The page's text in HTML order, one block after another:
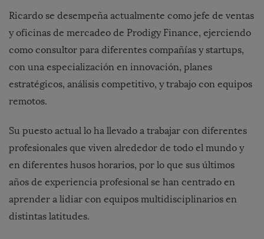
Ricardo se desempeña actualmente como jefe de ventas
y oficinas de mercadeo de Prodigy Finance, ejerciendo
como consultor para diferentes compañías y startups,
con una especialización en innovación, planes
estratégicos, análisis competitivo, y trabajo con equipos
remotos.
Su puesto actual lo ha llevado a trabajar con diferentes
profesionales que viven alrededor de todo el mundo y
en diferentes husos horarios, por lo que sus últimos
años de experiencia profesional se han centrado en
aprender a lidiar con equipos multidisciplinarios en
distintas latitudes.